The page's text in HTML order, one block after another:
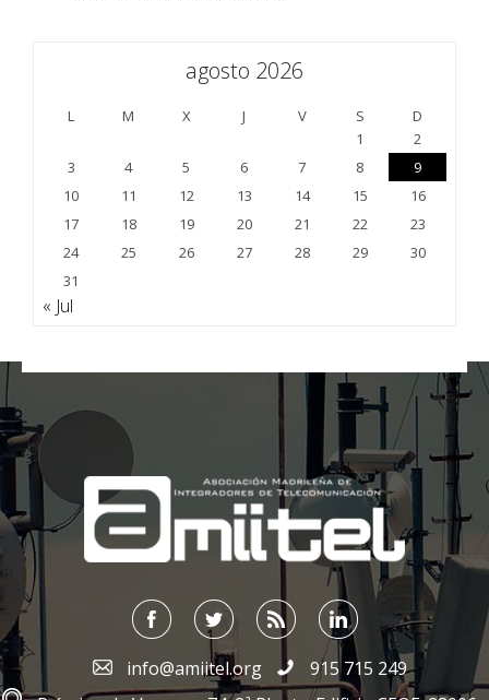
agosto 2026
L M X J V S
D
1
2
3
4 5 6 7 8
9
10
11 12 13 14 15
16
17
18 19 20 21 22
23
24
25 26 27 28 29
30
31
« Jul
;
info@amiitel.org
915 715 249